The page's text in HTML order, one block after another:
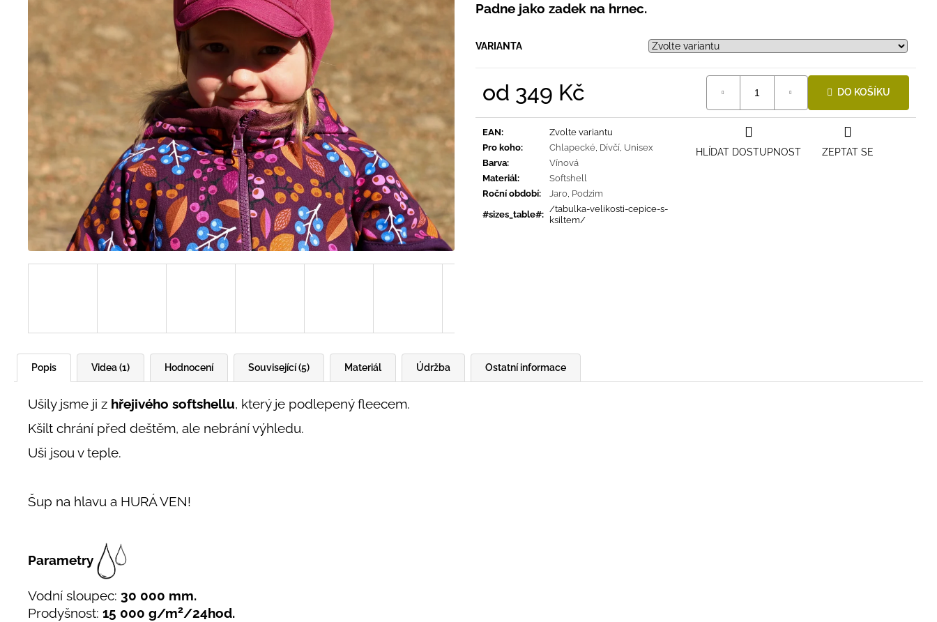
Padne jako zadek na hrnec.
VARIANTA
od 349 Kč DO KOŠÍKU
EAN:
Zvolte variantu
Pro koho: Chlapecké Dívčí Unisex
Barva:
Vínová
Materiál:
Softshell
Roční období: Jaro Podzim
#sizes_table#:
/tabulka-velikosti-cepice-s-
ksiltem/
ZEPTAT SE
HLÍDAT DOSTUPNOST
Popis Videa (1) Hodnocení Související (5) Ostatní informace
Materiál Údržba
Ušily jsme ji z hřejivého softshellu, který je podlepený fleecem.
Kšilt chrání před deštěm, ale nebrání výhledu.
Uši jsou v teple.
Šup na hlavu a HURÁ VEN!
Parametry
Vodní sloupec: 30 000 mm.
Prodyšnost: 15 000 g/m2/24hod.
395 Kč